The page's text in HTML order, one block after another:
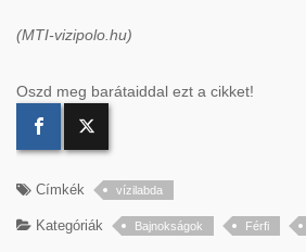
(MTI-vizipolo.hu)
Oszd meg barátaiddal ezt a cikket!
Címkék vízilabda
Kategóriák Bajnokságok Férfi